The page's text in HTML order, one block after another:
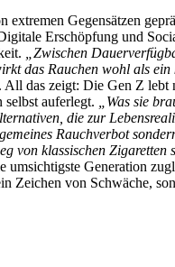
Gegensätzen
Erschöpfung und
„Zwischen
das Rauchen wohl als
das zeigt: Die Gen Z lebt
auferlegt.
„Was sie
die zur
Rauchverbot
von klassischen Zigaretten
Generation
Zeichen von Schwäche,